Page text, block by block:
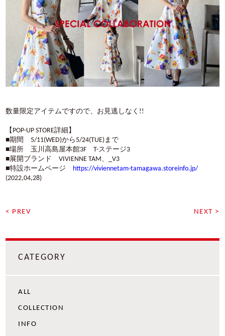
数量限定アイテムですので、お見逃しなく!!
【POP-UP STORE詳細】
■期間 5/11(WED)から5/24(TUE)まで
■場所 玉川高島屋本館3F T-ステージ3
■展開ブランド VIVIENNE TAM、_V3
■特設ホームページ https://viviennetam-tamagawa.storeinfo.jp/
(2022,04,28)
< PREV NEXT >
CATEGORY
ALL
COLLECTION
INFO